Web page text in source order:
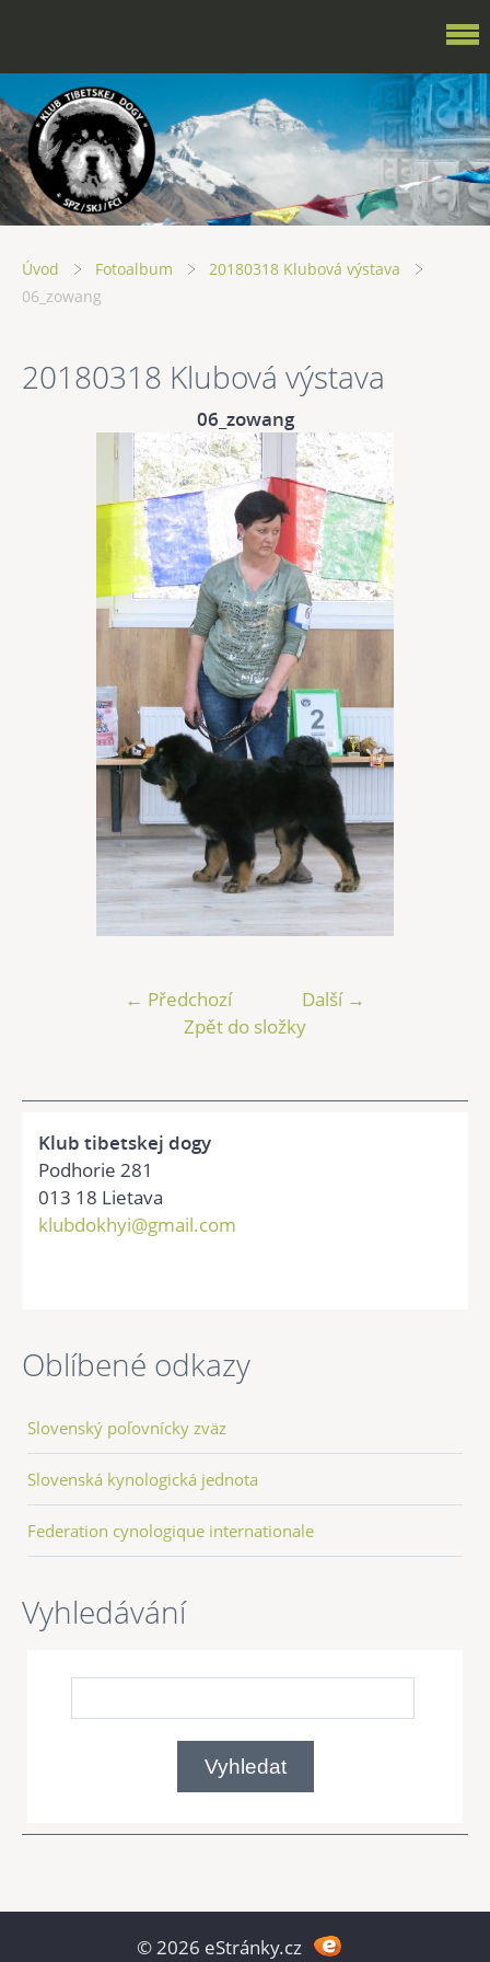
Úvod Fotoalbum
20180318 Klubová výstava
06_zowang
20180318 Klubová výstava
06_zowang
← Předchozí
Další →
Zpět do složky
Klub tibetskej dogy
Podhorie 281
013 18 Lietava
klubdokhyi@gmail.com
Oblíbené odkazy
Slovenský poľovnícky zväz
Slovenská kynologická jednota
Federation cynologique internationale
Vyhledávání
© 2026 eStránky.cz